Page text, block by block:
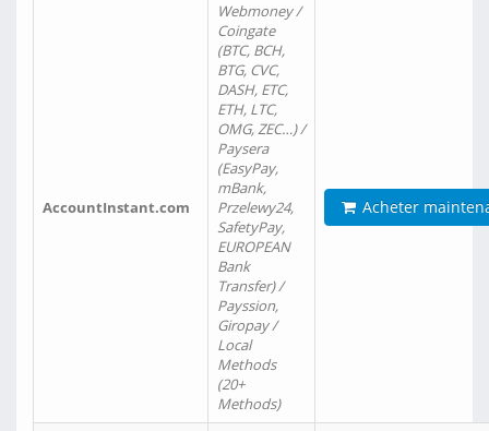
AccountInstant.com
Webmoney /
Coingate
(BTC, BCH,
BTG, CVC,
DASH, ETC,
ETH, LTC,
OMG, ZEC…) /
Paysera
(EasyPay,
mBank,
Przelewy24,
SafetyPay,
EUROPEAN
Bank
Transfer) /
Payssion,
Giropay /
Local
Methods
(20+
Methods)
Acheter